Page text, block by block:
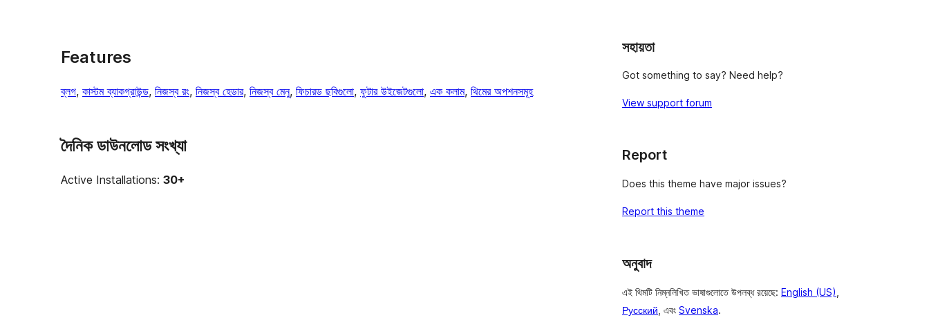
Features
ব্লগ, কাস্টম ব্যাকগ্রাউন্ড, নিজস্ব রং, নিজস্ব হেডার, নিজস্ব মেনু, ফিচারড ছবিগুলো, ফুটার উইজেটগুলো, এক কলাম, থিমের অপশনসমূহ
দৈনিক ডাউনলোড সংখ্যা
Active Installations: 30+
সহায়তা
Got something to say? Need help?
View support forum
Report
Does this theme have major issues?
Report this theme
অনুবাদ
এই থিমটি নিম্নলিখিত ভাষাগুলোতে উপলব্ধ রয়েছে: English (US)
Русский , এবং Svenska.